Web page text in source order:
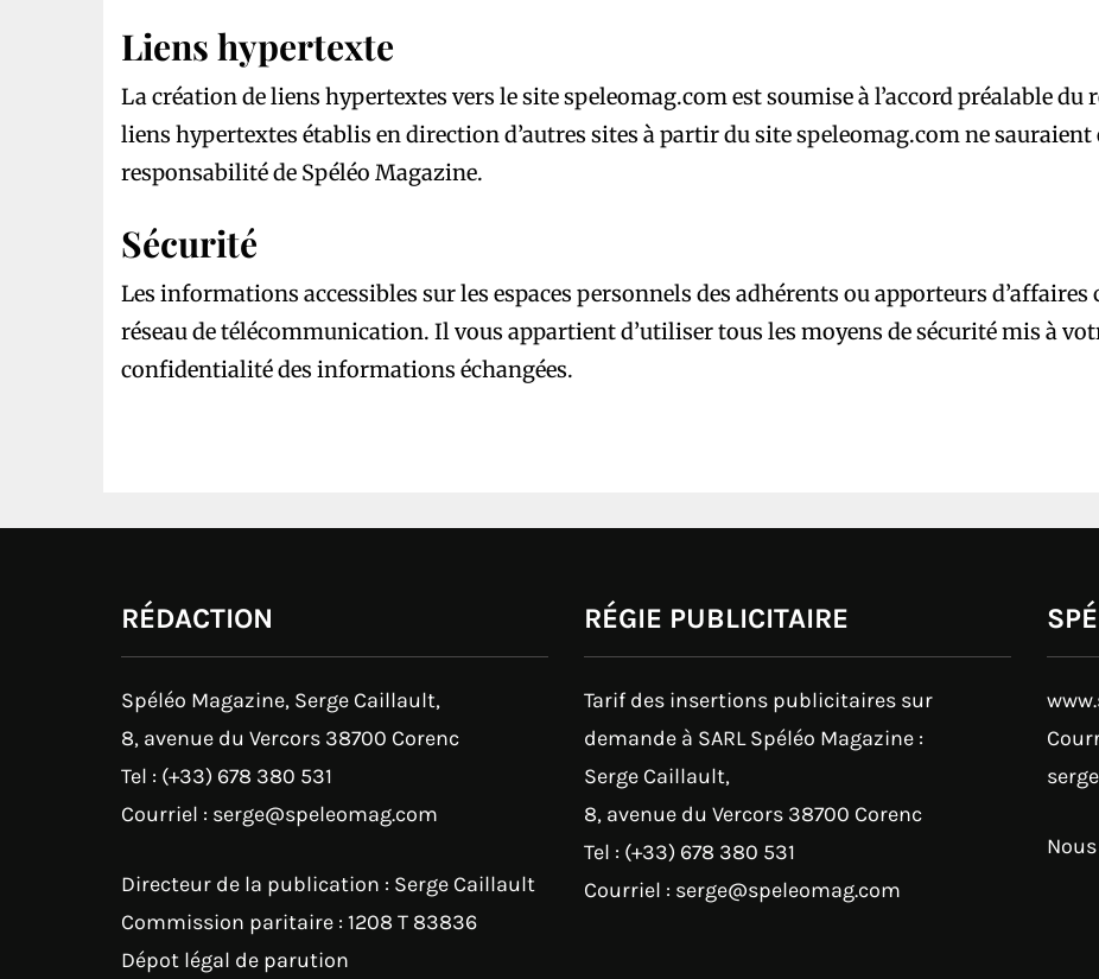
Liens hypertexte
La création de liens hypertextes vers le site speleomag.com est soumise à l’accord préalable du
liens hypertextes établis en direction d’autres sites à partir du site speleomag.com ne sauraient
responsabilité de Spéléo Magazine.
Sécurité
Les informations accessibles sur les espaces personnels des adhérents ou apporteurs
réseau de télécommunication. Il vous appartient d’utiliser tous les moyens de sécurité mis à
confidentialité des informations échangées.
RÉDACTION
Spéléo Magazine, Serge Caillault,
8, avenue du Vercors 38700 Corenc
Tel : (+33) 678 380 531
Courriel : serge@speleomag.com
Directeur de la publication : Serge Caillault
Commission paritaire : 1208 T 83836
Dépot légal de parution
RÉGIE PUBLICITAIRE
Tarif des insertions publicitaires sur
demande à SARL Spéléo Magazine :
Serge Caillault,
8, avenue du Vercors 38700 Corenc
Tel : (+33) 678 380 531
Courriel : serge@speleomag.com